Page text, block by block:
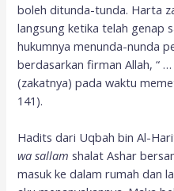
boleh ditunda-tunda. Harta
langsung ketika telah genap
hukumnya menunda-nunda
berdasarkan firman Allah, “
(zakatnya) pada waktu
141).
Hadits dari Uqbah bin Al-
wa sallam shalat Ashar
masuk ke dalam rumah dan